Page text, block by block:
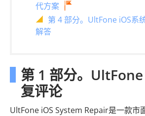
代方案
第 4 部分。UltFone iOS系
解答
第 1 部分。
复评论
UltFone iOS System Repair是一款市